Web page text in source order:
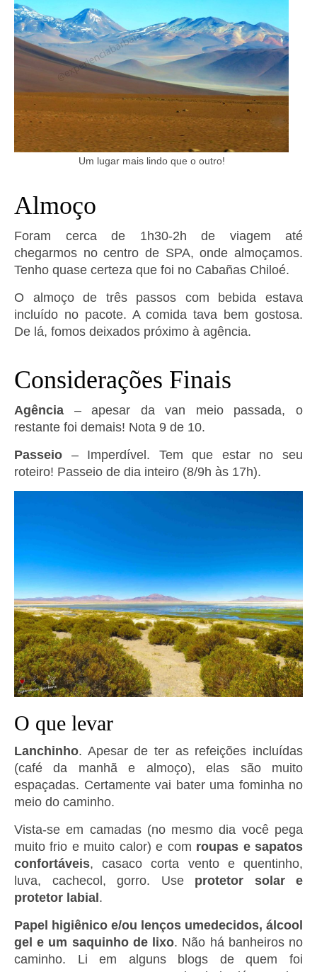
Um lugar mais lindo que o outro!
Almoço
Foram cerca de 1h30-2h de viagem até
chegarmos no centro de SPA, onde almoçamos.
Tenho quase certeza que foi no Cabañas Chiloé.
O almoço de três passos com bebida estava
incluído no pacote. A comida tava bem gostosa.
De lá, fomos deixados próximo à agência.
Considerações Finais
Agência – apesar da van meio passada, o
restante foi demais! Nota 9 de 10.
Passeio – Imperdível. Tem que estar no seu
roteiro! Passeio de dia inteiro (8/9h às 17h).
O que levar
Lanchinho. Apesar de ter as refeições incluídas
(café da manhã e almoço), elas são muito
espaçadas. Certamente vai bater uma fominha no
meio do caminho.
Vista-se em camadas (no mesmo dia você pega
muito frio e muito calor) e com roupas e sapatos
confortáveis, casaco corta vento e quentinho,
luva, cachecol, gorro. Use protetor solar e
protetor labial.
Papel higiênico e/ou lenços umedecidos, álcool
gel e um saquinho de lixo. Não há banheiros no
caminho. Li em alguns blogs de quem foi